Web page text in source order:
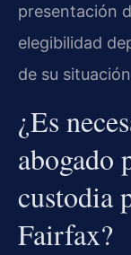
presentación
elegibilidad
de su
¿Es
abogado
custodia
Fairfax?